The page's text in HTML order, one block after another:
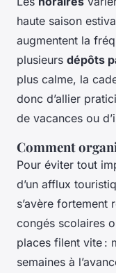
haute saison
augmentent la
plusieurs dépôts
plus calme, la
donc d’allier
de vacances ou
Comment
Pour éviter tout
d’un afflux
s’avère fortement
congés scolaires
places filent vite :
semaines à